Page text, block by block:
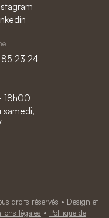
23 24
18h00
samedi,
droits réservés • Design et
légales • Politique de